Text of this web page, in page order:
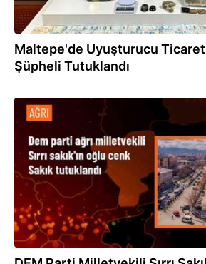
Maltepe'de Uyuşturucu
Şüpheli Tutuklandı
10.06.2024